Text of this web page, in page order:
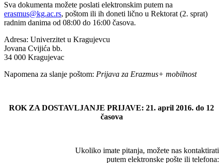
Sva dokumenta možete poslati elektronskim putem na
erasmus@kg.ac.rs, poštom ili ih doneti lično u Rektorat (2. sprat)
radnim danima od 08:00 do 16:00 časova.
Adresa: Univerzitet u Kragujevcu
Jovana Cvijića bb.
34 000 Kragujevac
Napomena za slanje poštom: Prijava za Erazmus+ mobilnost
ROK ZA DOSTAVLJANJE PRIJAVE: 21. april 2016. do 12
časova
Ukoliko imate pitanja, možete nas kontaktirati
putem elektronske pošte ili telefona: